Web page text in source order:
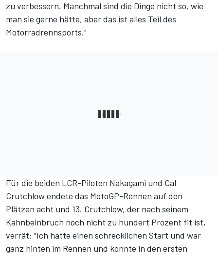
zu verbessern. Manchmal sind die Dinge nicht so, wie
man sie gerne hätte, aber das ist alles Teil des
Motorradrennsports."
Für die beiden LCR-Piloten Nakagami und Cal
Crutchlow endete das MotoGP-Rennen auf den
Plätzen acht und 13. Crutchlow, der nach seinem
Kahnbeinbruch noch nicht zu hundert Prozent fit ist,
verrät: "Ich hatte einen schrecklichen Start und war
ganz hinten im Rennen und konnte in den ersten